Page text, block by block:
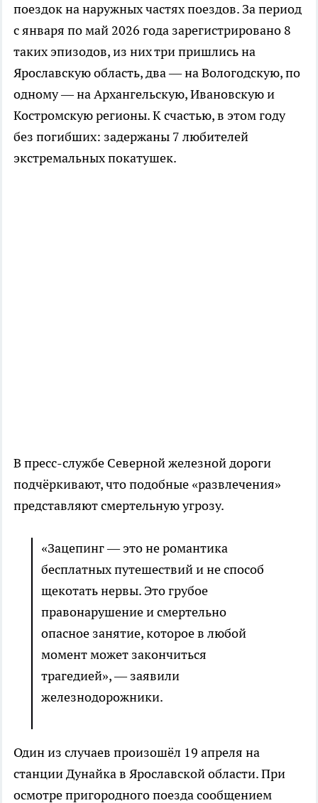
поездок на наружных частях поездов. За период
с января по май 2026 года зарегистрировано 8
таких эпизодов, из них три пришлись на
Ярославскую область, два — на Вологодскую, по
одному — на Архангельскую, Ивановскую и
Костромскую регионы. К счастью, в этом году
без погибших: задержаны 7 любителей
экстремальных покатушек.
В пресс-службе Северной железной дороги
подчёркивают, что подобные «развлечения»
представляют смертельную угрозу.
«Зацепинг — это не романтика
бесплатных путешествий и не способ
щекотать нервы. Это грубое
правонарушение и смертельно
опасное занятие, которое в любой
момент может закончиться
трагедией», — заявили
железнодорожники.
Один из случаев произошёл 19 апреля на
станции Дунайка в Ярославской области. При
осмотре пригородного поезда сообщением